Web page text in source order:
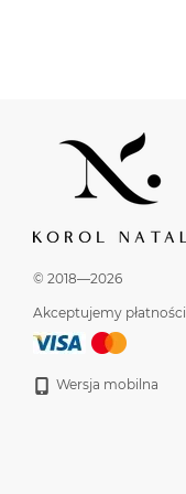
© 2018—2026
Akceptujemy płatności
Wersja mobilna